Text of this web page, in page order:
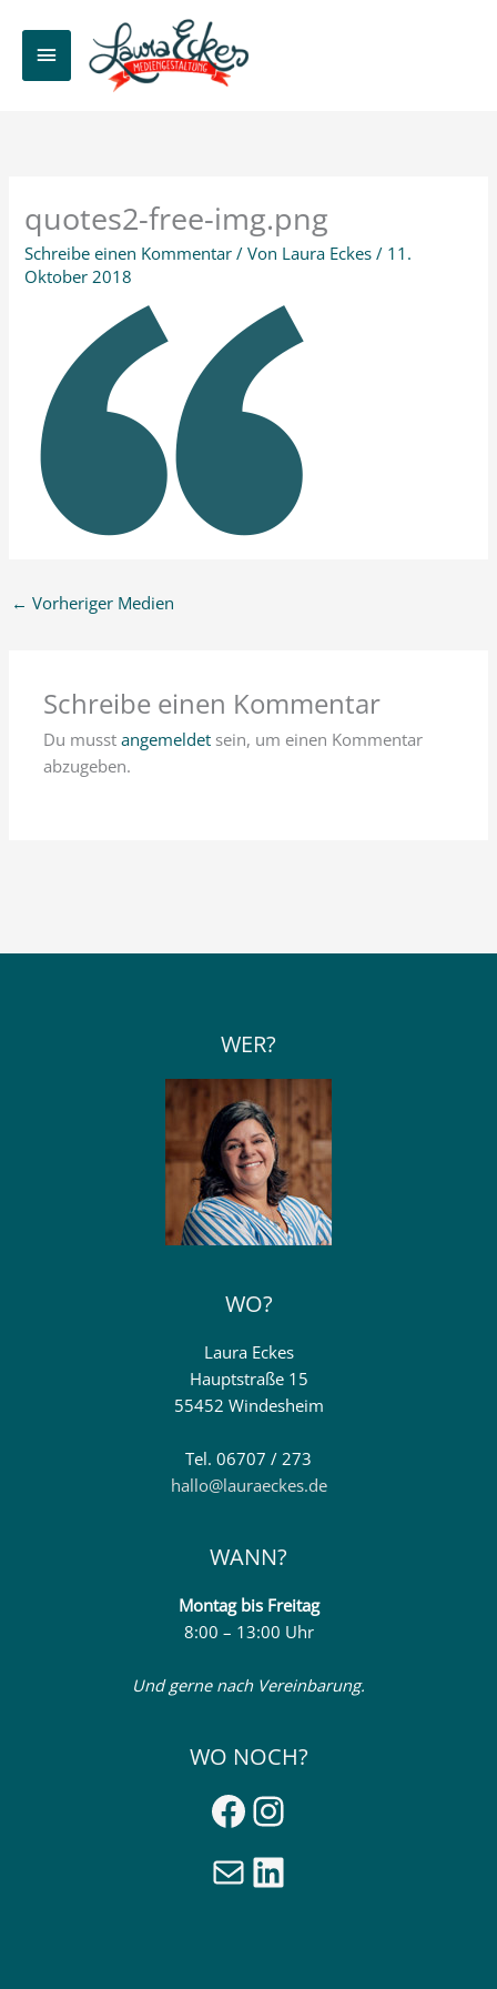
Inhalt
springenHAUPTMENÜ
quotes2-free-img.png
Schreibe einen Kommentar / Von Laura Eckes/ 11.
Oktober 2018
← Vorheriger Medien
Schreibe einen Kommentar
Du musstangemeldet sein, um einen Kommentar
abzugeben.
WER?
WO?
Laura Eckes
Hauptstraße 15
55452 Windesheim
Tel. 06707 / 273
hallo@lauraeckes.de
WANN?
Montagbis Freitag
8:00 – 13:00 Uhr
Und gerne nach Vereinbarung.
WO NOCH?
Facebook
Instagram
E-MailLinkedIn